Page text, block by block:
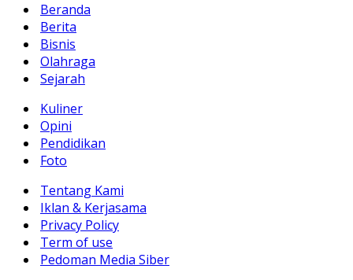
Beranda
Berita
Bisnis
Olahraga
Sejarah
Kuliner
Opini
Pendidikan
Foto
Tentang Kami
Iklan & Kerjasama
Privacy Policy
Term of use
Pedoman Media Siber